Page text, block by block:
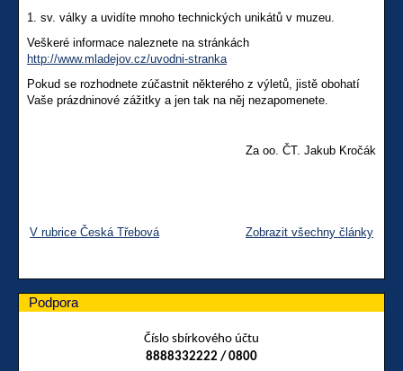
1. sv. války a uvidíte mnoho technických unikátů v muzeu.
Veškeré informace naleznete na stránkách
http://www.mladejov.cz/uvodni-stranka
Pokud se rozhodnete zúčastnit některého z výletů, jistě obohatí
Vaše prázdninové zážitky a jen tak na něj nezapomenete.
Za oo. ČT. Jakub Kročák
V rubrice Česká Třebová Zobrazit všechny články
Podpora
Číslo sbírkového účtu
8888332222 / 0800